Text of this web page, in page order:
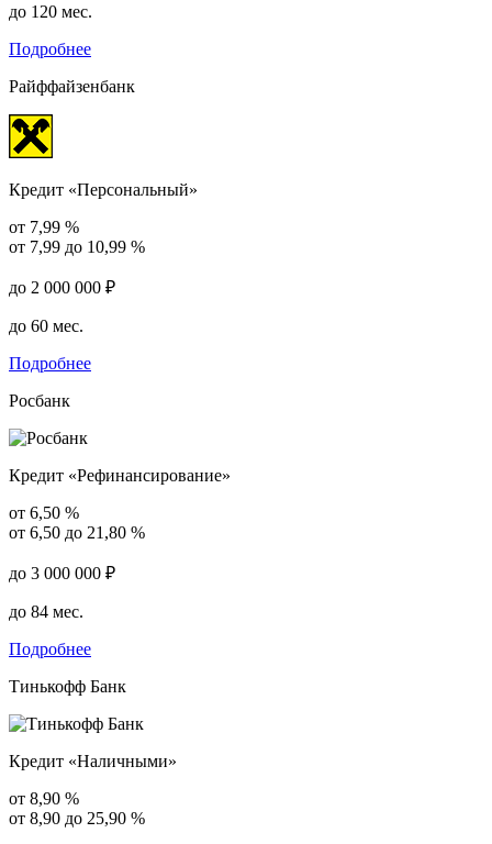
до 120 мес.
Подробнее
Райффайзенбанк
Кредит «Персональный»
от 7,99 %
от 7,99 до 10,99 %
до 2 000 000 ₽
до 60 мес.
Подробнее
Росбанк
Кредит «Рефинансирование»
от 6,50 %
от 6,50 до 21,80 %
до 3 000 000 ₽
до 84 мес.
Подробнее
Тинькофф Банк
Кредит «Наличными»
от 8,90 %
от 8,90 до 25,90 %